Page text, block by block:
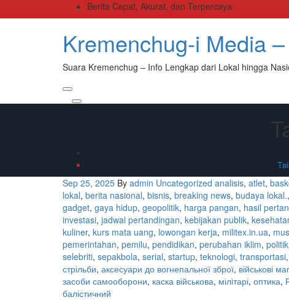
to
Berita Cepat, Akurat, dan Terpercaya
Kremenchug-i Media
Suara Kremenchug – Info Lengkap dari Lokal hingga
Primary
Sep 25, 2025 By admin Uncategorized analisis, atlet,
lokal, berita nasional, bisnis, breaking news, budaya lokal.,
gadget, gaya hidup, geopolitik, harga pangan, hasil
investasi, jadwal pertandingan, kebijakan publik,
kuliner, kurs mata uang, lowongan kerja, militex.in.ua,
pemerintahan, pemilu, pendidikan, perubahan iklim, politik
selebriti, sepakbola, serial, startup, teknologi, transportasi,
стрільби, аксесуари до вогнепальної зброї, військові
засоби самооборони, каска військова, мілітарі, оптика,
балістичний